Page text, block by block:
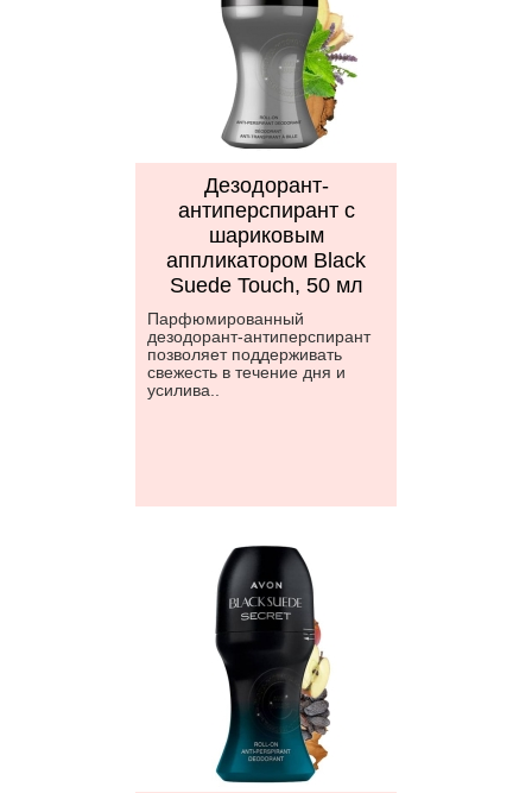
Дезодорант-
антиперспирант с
шариковым
аппликатором Black
Suede Touch, 50 мл
Парфюмированный
дезодорант-антиперспирант
позволяет поддерживать
свежесть в течение дня и
усилива..